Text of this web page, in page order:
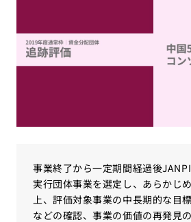
事業終了から一定期間経過後
実行団体事業を選定し、あらかじ
上、評価対象事業の中長期的な目
などの確認、事業の価値の再発見